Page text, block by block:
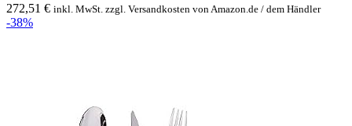
272,51 € inkl. MwSt. zzgl. Versandkosten von Amazon.de / dem Händler
-38%